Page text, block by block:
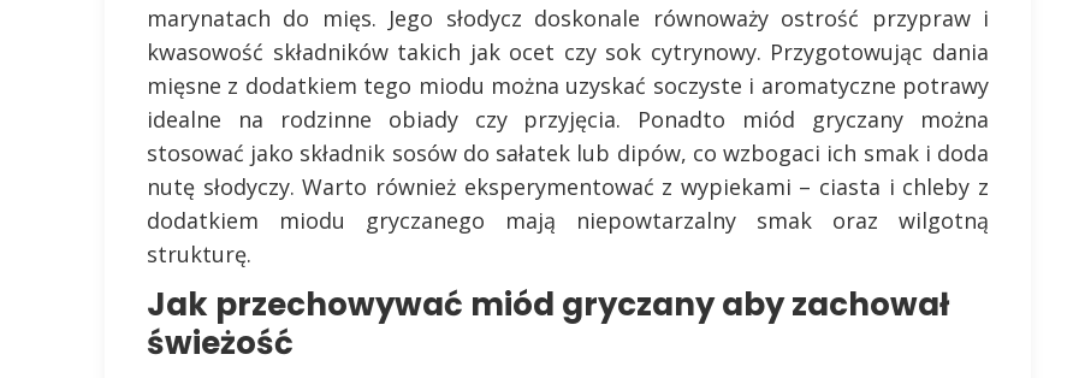
marynatach do mięs. Jego słodycz doskonale równoważy ostrość przypraw i
kwasowość składników takich jak ocet czy sok cytrynowy. Przygotowując dania
mięsne z dodatkiem tego miodu można uzyskać soczyste i aromatyczne potrawy
idealne na rodzinne obiady czy przyjęcia. Ponadto miód gryczany można
stosować jako składnik sosów do sałatek lub dipów, co wzbogaci ich smak i doda
nutę słodyczy. Warto również eksperymentować z wypiekami – ciasta i chleby z
dodatkiem miodu gryczanego mają niepowtarzalny smak oraz wilgotną
strukturę.
Jak przechowywać miód gryczany aby zachował
świeżość